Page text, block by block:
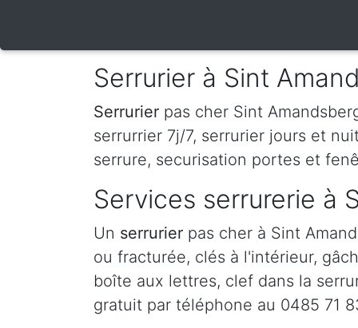
Serrurier à Sint
Serrurier pas cher Sint
serrurrier 7j/7, serrurier jours et
serrure, securisation portes et
Services serrurerie à
Un serrurier pas cher à Sint
ou fracturée, clés à l'intérieur,
boîte aux lettres, clef dans la
gratuit par téléphone au 0485 71